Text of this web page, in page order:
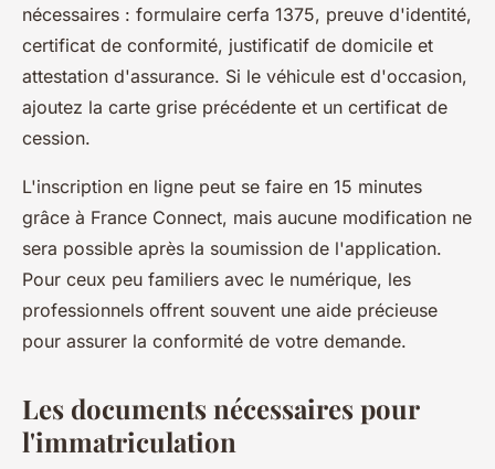
nécessaires : formulaire cerfa 1375, preuve d'identité,
certificat de conformité, justificatif de domicile et
attestation d'assurance. Si le véhicule est d'occasion,
ajoutez la carte grise précédente et un certificat de
cession.
L'inscription en ligne peut se faire en 15 minutes
grâce à France Connect, mais aucune modification ne
sera possible après la soumission de l'application.
Pour ceux peu familiers avec le numérique, les
professionnels offrent souvent une aide précieuse
pour assurer la conformité de votre demande.
Les documents nécessaires pour
l'immatriculation